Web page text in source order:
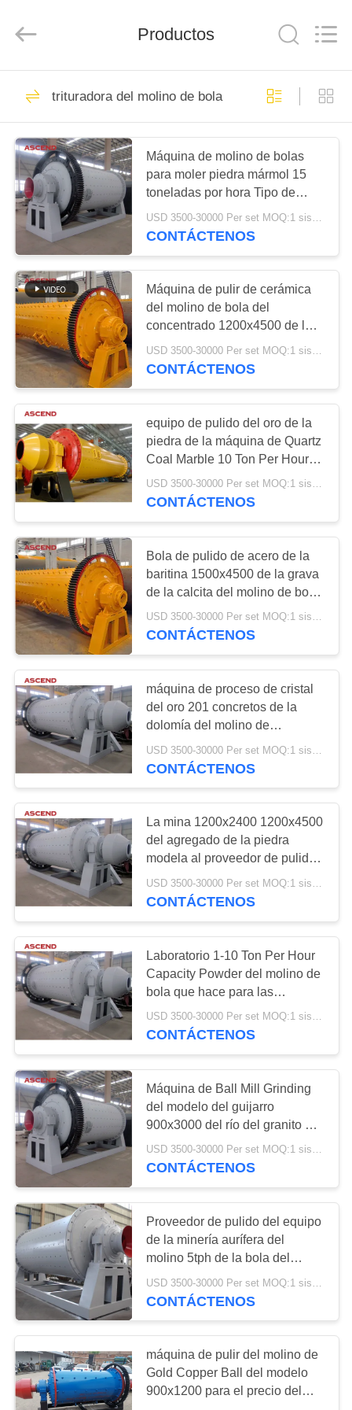
HOGAR
PRODUCTOS
SOBRE
NOSOTROS
VIAJE
DE
LA
FÁBRICA
CONTROL
DE
CALIDAD
ÉNTRENOS
CONTACTO
CON
PIDA
UNA
CITA
MAPA
DEL
SITIO
POLÍTICA
DE
PRIVACIDAD
Ascend
Machinery
Reserved.
Máquina de la
trituradora de la
explotación minera
Máquina de la
trituradora de piedra
del mandíbula
60
Máquina doble de la
trituradora del rollo
35
trituradora del
molino de martillo
49
planta que se lava
del oro
molino mojado de la
cacerola del oro
trituradora del
molino de bola
57
Molino de pulido de
Raymond
Productos
trituradora del molino de bola
Máquina de molino de bolas
para moler piedra mármol 15
toneladas por hora Tipo de
equipo de minería
CONTÁCTENOS
Máquina de pulir de cerámica
del molino de bola del
concentrado 1200x4500 de la
minería aurífera
USD 3500-30000 Per set MOQ:1 sistema
CONTÁCTENOS
equipo de pulido del oro de la
piedra de la máquina de Quartz
Coal Marble 10 Ton Per Hour
Ball Mill del modelo 1500x5700
USD 3500-30000 Per set MOQ:1 sistema
CONTÁCTENOS
Bola de pulido de acero de la
baritina 1500x4500 de la grava
de la calcita del molino de bola
de la construcción para la
planta de piedra
USD 3500-30000 Per set MOQ:1 sistema
CONTÁCTENOS
máquina de proceso de cristal
del oro 201 concretos de la
dolomía del molino de
Construction Ball Grinding del
modelo 1500x3000
CONTÁCTENOS
La mina 1200x2400 1200x4500
del agregado de la piedra
modela al proveedor de pulido
del molino de bola
USD 3500-30000 Per set MOQ:1 sistema
CONTÁCTENOS
Laboratorio 1-10 Ton Per Hour
Capacity Powder del molino de
bola que hace para las
industrias de cerámica
USD 3500-30000 Per set MOQ:1 sistema
CONTÁCTENOS
Máquina de Ball Mill Grinding
del modelo del guijarro
900x3000 del río del granito del
heavy para la planta del
cemento
USD 3500-30000 Per set MOQ:1 sistema
CONTÁCTENOS
Proveedor de pulido del equipo
de la minería aurífera del
molino 5tph de la bola del
basalto 900x1800 de la piedra
caliza
CONTÁCTENOS
máquina de pulir del molino de
Gold Copper Ball del modelo
900x1200 para el precio del